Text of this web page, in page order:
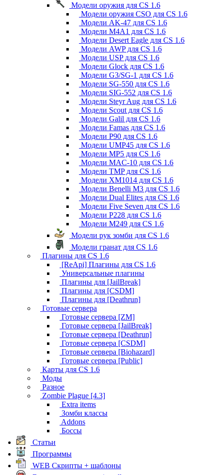
Модели оружия для CS 1.6
Модели оружия CSO для CS 1.6
Модели AK-47 для CS 1.6
Модели M4A1 для CS 1.6
Модели Desert Eagle для CS 1.6
Модели AWP для CS 1.6
Модели USP для CS 1.6
Модели Glock для CS 1.6
Модели G3/SG-1 для CS 1.6
Модели SG-550 для CS 1.6
Модели SIG-552 для CS 1.6
Модели Steyr Aug для CS 1.6
Модели Scout для CS 1.6
Модели Galil для CS 1.6
Модели Famas для CS 1.6
Модели P90 для CS 1.6
Модели UMP45 для CS 1.6
Модели MP5 для CS 1.6
Модели MAC-10 для CS 1.6
Модели TMP для CS 1.6
Модели XM1014 для CS 1.6
Модели Benelli M3 для CS 1.6
Модели Dual Elites для CS 1.6
Модели Five Seven для CS 1.6
Модели P228 для CS 1.6
Модели M249 для CS 1.6
Модели рук зомби для CS 1.6
Модели гранат для CS 1.6
Плагины для CS 1.6
[ReApi] Плагины для CS 1.6
Универсальные плагины
Плагины для [JailBreak]
Плагины для [CSDM]
Плагины для [Deathrun]
Готовые сервера
Готовые сервера [ZM]
Готовые сервера [JailBreak]
Готовые сервера [Deathrun]
Готовые сервера [CSDM]
Готовые сервера [Biohazard]
Готовые сервера [Public]
Карты для CS 1.6
Моды
Разное
Zombie Plague [4.3]
Extra items
Зомби классы
Addons
Боссы
Статьи
Программы
WEB Скрипты + шаблоны